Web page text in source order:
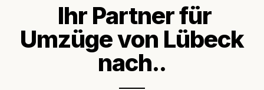
Ihr Partner für
Umzüge von Lübeck
nach..